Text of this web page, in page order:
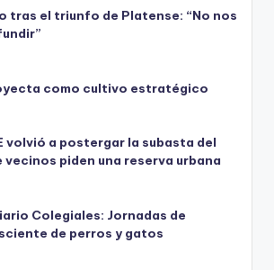
tras el triunfo de Platense: “No nos
como cultivo estratégico
volvió a postergar la subasta del
piden una reserva urbana
Colegiales: Jornadas de
de perros y gatos